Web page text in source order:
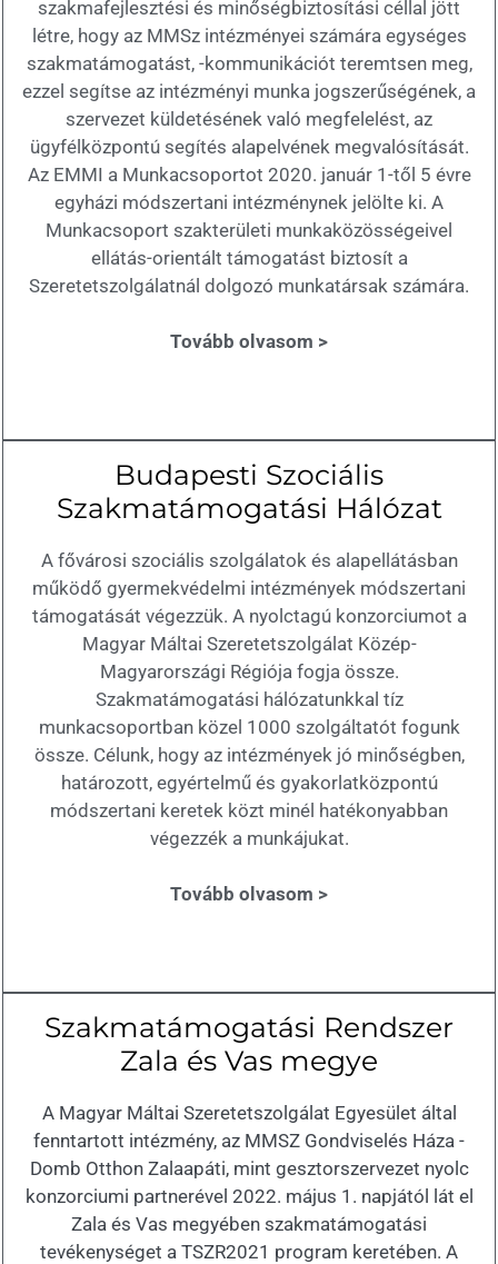
szakmafejlesztési és minőségbiztosítási céllal jött
létre, hogy az MMSz intézményei számára egységes
szakmatámogatást, -kommunikációt teremtsen meg,
ezzel segítse az intézményi munka jogszerűségének, a
szervezet küldetésének való megfelelést, az
ügyfélközpontú segítés alapelvének megvalósítását.
Az EMMI a Munkacsoportot 2020. január 1-től 5 évre
egyházi módszertani intézménynek jelölte ki. A
Munkacsoport szakterületi munkaközösségeivel
ellátás-orientált támogatást biztosít a
Szeretetszolgálatnál dolgozó munkatársak számára.
Tovább olvasom >
Budapesti Szociális
Szakmatámogatási Hálózat
A fővárosi szociális szolgálatok és alapellátásban
működő gyermekvédelmi intézmények módszertani
támogatását végezzük. A nyolctagú konzorciumot a
Magyar Máltai Szeretetszolgálat Közép-
Magyarországi Régiója fogja össze.
Szakmatámogatási hálózatunkkal tíz
munkacsoportban közel 1000 szolgáltatót fogunk
össze. Célunk, hogy az intézmények jó minőségben,
határozott, egyértelmű és gyakorlatközpontú
módszertani keretek közt minél hatékonyabban
végezzék a munkájukat.
Tovább olvasom >
Szakmatámogatási Rendszer
Zala és Vas megye
A Magyar Máltai Szeretetszolgálat Egyesület által
fenntartott intézmény, az MMSZ Gondviselés Háza -
Domb Otthon Zalaapáti, mint gesztorszervezet nyolc
konzorciumi partnerével 2022. május 1. napjától lát el
Zala és Vas megyében szakmatámogatási
tevékenységet a TSZR2021 program keretében. A